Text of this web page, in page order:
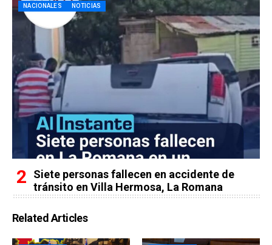
NACIONALES NOTICIAS
Siete personas fallecen en accidente de
tránsito en Villa Hermosa, La Romana
Related Articles